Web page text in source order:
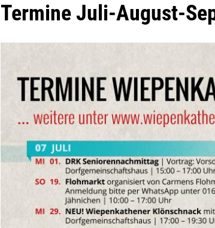
Termine Juli-August-